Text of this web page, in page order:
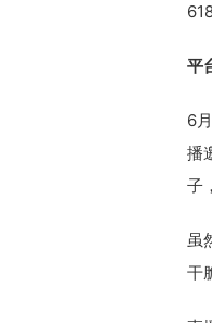
平
6
播
子
虽
干